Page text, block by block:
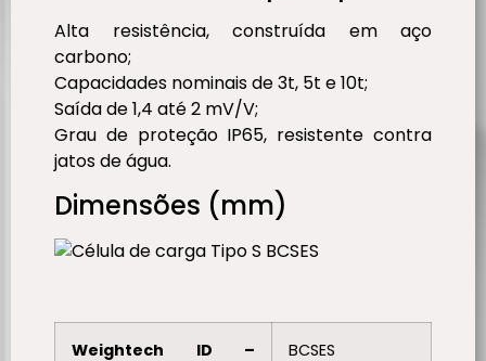
Alta resistência, construída em aço
carbono;
Capacidades nominais de 3t, 5t e 10t;
Saída de 1,4 até 2 mV/V;
Grau de proteção IP65, resistente contra
jatos de água.
Dimensões (mm)
Weightech ID –
BCSES